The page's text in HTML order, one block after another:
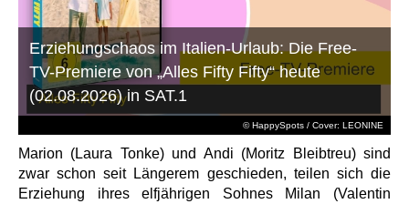
© HappySpots / Cover: LEONINE
Erziehungschaos im Italien-Urlaub: Die Free-
TV-Premiere von „Alles Fifty Fifty“ heute
(02.08.2026) in SAT.1
Marion (Laura Tonke) und Andi (Moritz Bleibtreu) sind
zwar schon seit Längerem geschieden, teilen sich die
Erziehung ihres elfjährigen Sohnes Milan (Valentin